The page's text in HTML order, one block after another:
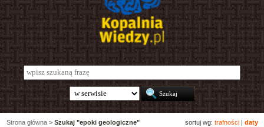
sortuj wg: trafności daty
Strona główna > Szukaj "epoki geologiczne"